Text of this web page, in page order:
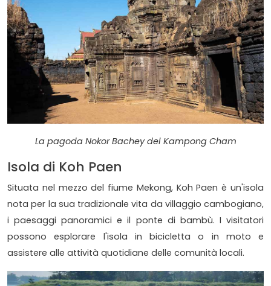
La pagoda Nokor Bachey del Kampong Cham
Isola di Koh Paen
Situata nel mezzo del fiume Mekong, Koh Paen è un'isola
nota per la sua tradizionale vita da villaggio cambogiano,
i paesaggi panoramici e il ponte di bambù. I visitatori
possono esplorare l'isola in bicicletta o in moto e
assistere alle attività quotidiane delle comunità locali.